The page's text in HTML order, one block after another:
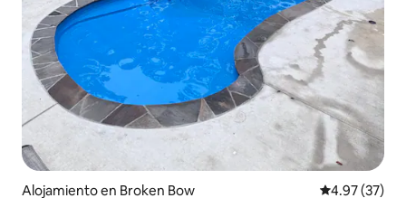
Alojamiento en Broken Bow Calificación
4.97 (37)